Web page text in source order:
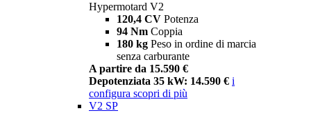
Hypermotard V2
120,4 CV Potenza
94 Nm Coppia
180 kg Peso in ordine di marcia
senza carburante
A partire da 15.590 €
Depotenziata 35 kW: 14.590 € i
configura scopri di più
V2 SP